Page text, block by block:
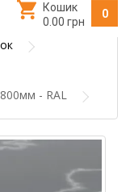
0
Кошик
0.00 грн
- RAL